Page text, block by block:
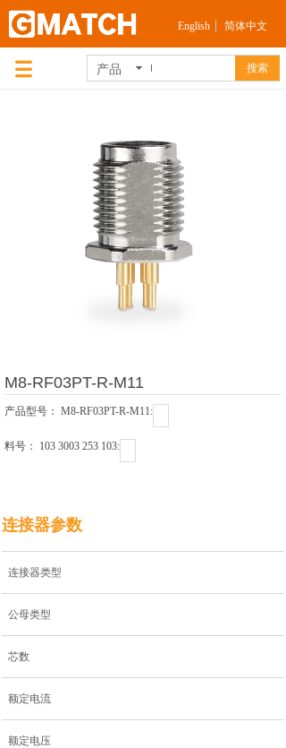
English 简体中文
产品 搜索
M8-RF03PT-R-M11
产品型号： M8-RF03PT-R-M11ㅤㅤㅤㅤㅤㅤㅤㅤㅤㅤㅤㅤ:
料号： 103 3003 253 103ㅤㅤㅤㅤㅤㅤㅤㅤㅤㅤㅤ:
连接器参数
连接器类型
公母类型
芯数
额定电流
额定电压